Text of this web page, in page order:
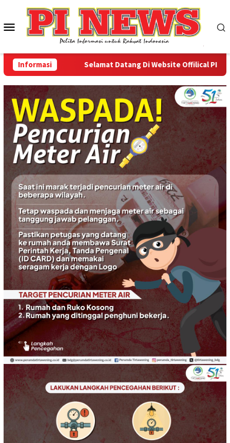
konten
Menu
Mobile
Informasi Selamat Datang Di Website Offilical PI-